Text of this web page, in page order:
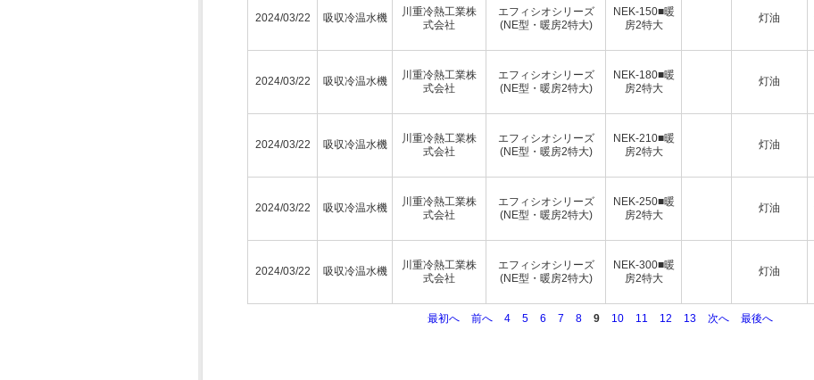
2024/03/22 吸収冷温水機
川重冷熱工業株
式会社
エフィシオシリーズ
(NE型・暖房2特大)
NEK-150■暖
房2特大
灯油
2024/03/22 吸収冷温水機
川重冷熱工業株
式会社
エフィシオシリーズ
(NE型・暖房2特大)
NEK-180■暖
房2特大
灯油
2024/03/22 吸収冷温水機
川重冷熱工業株
式会社
エフィシオシリーズ
(NE型・暖房2特大)
NEK-210■暖
房2特大
灯油
2024/03/22 吸収冷温水機
川重冷熱工業株
式会社
エフィシオシリーズ
(NE型・暖房2特大)
NEK-250■暖
房2特大
灯油
2024/03/22 吸収冷温水機
川重冷熱工業株
式会社
エフィシオシリーズ
(NE型・暖房2特大)
NEK-300■暖
房2特大
灯油
最初へ 前へ 4 5 6 7 8 9 10 11 12 13 次へ 最後へ